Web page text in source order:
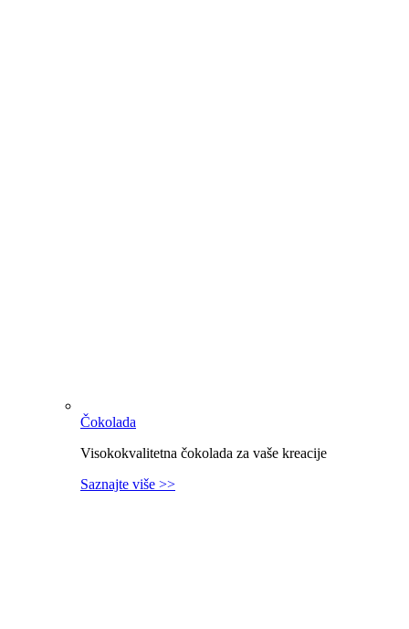
Čokolada
Visokokvalitetna čokolada za vaše kreacije
Saznajte više >>